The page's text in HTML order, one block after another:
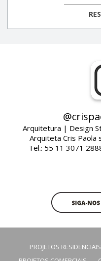
Arquitetura | Design
Arquiteta Cris Paola
Tel.: 55 11 3071
PROJETOS RESIDENCIAIS